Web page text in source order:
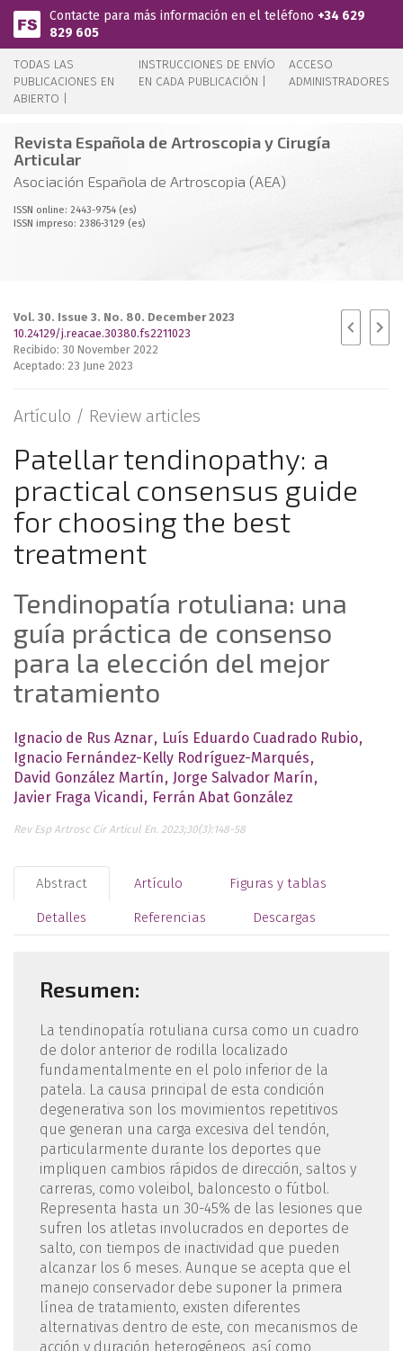
Pasar al contenido principal
Contacte para más información en el teléfono +34 629
829 605
TODAS LAS
PUBLICACIONES EN
ABIERTO |
INSTRUCCIONES DE ENVÍO
EN CADA PUBLICACIÓN |
ACCESO
ADMINISTRADORES
Revista Española de Artroscopia y Cirugía
Articular
Asociación Española de Artroscopia (AEA)
ISSN online: 2443-9754 (es)
ISSN impreso: 2386-3129 (es)
Vol. 30. Issue 3. No. 80. December 2023
10.24129/j.reacae.30380.fs2211023
Recibido: 30 November 2022
Aceptado: 23 June 2023
Artículo / Review articles
Patellar tendinopathy: a
practical consensus guide
for choosing the best
treatment
Tendinopatía rotuliana: una
guía práctica de consenso
para la elección del mejor
tratamiento
Ignacio de Rus Aznar
Luís Eduardo Cuadrado Rubio
Ignacio Fernández-Kelly Rodríguez-Marqués
David González Martín
Jorge Salvador Marín
Javier Fraga Vicandi
Ferrán Abat González
Rev Esp Artrosc Cir Articul En. 2023;30(3):148-58
Abstract Artículo Figuras y tablas
Detalles Referencias Descargas
Resumen:
La tendinopatía rotuliana cursa como un cuadro
de dolor anterior de rodilla localizado
fundamentalmente en el polo inferior de la
patela. La causa principal de esta condición
degenerativa son los movimientos repetitivos
que generan una carga excesiva del tendón,
particularmente durante los deportes que
impliquen cambios rápidos de dirección, saltos y
carreras, como voleibol, baloncesto o fútbol.
Representa hasta un 30-45% de las lesiones que
sufren los atletas involucrados en deportes de
salto, con tiempos de inactividad que pueden
alcanzar los 6 meses. Aunque se acepta que el
manejo conservador debe suponer la primera
línea de tratamiento, existen diferentes
alternativas dentro de este, con mecanismos de
acción y duración heterogéneos, así como